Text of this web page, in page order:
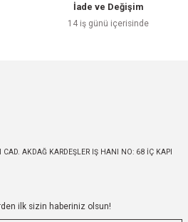
İade ve Değişim
14 iş günü içerisinde
AKDAĞ KARDEŞLER IŞ HANI NO: 68 İÇ KAPI
ilk sizin haberiniz olsun!